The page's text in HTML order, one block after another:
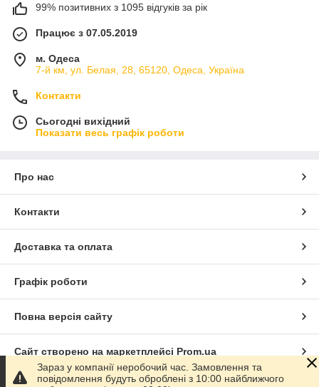
99% позитивних з 1095 відгуків за рік
Працює з 07.05.2019
м. Одеса
7-й км, ул. Белая, 28, 65120, Одеса, Україна
Контакти
Сьогодні вихідний
Показати весь графік роботи
Про нас
Контакти
Доставка та оплата
Графік роботи
Повна версія сайту
Сайт створено на маркетплейсі Prom.ua
Зараз у компанії неробочий час. Замовлення та
повідомлення будуть оброблені з 10:00 найближчого